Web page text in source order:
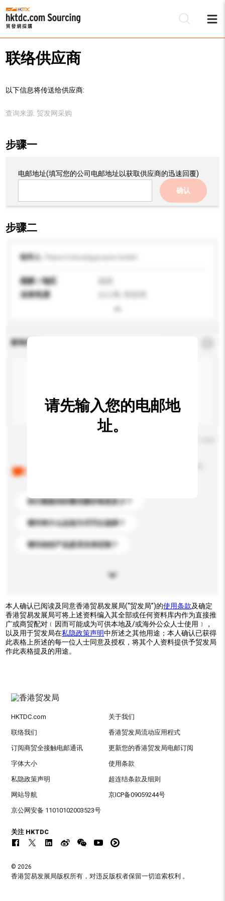
联络供应商
以下信息将传送给供应商:
查询来源: 贸发网采购
步骤一
电邮地址(填写您的公司电邮地址以获取供应商的迅速回覆)
确认
步骤二
收件人
国家 / 地区
业务性质
查询内容
你们能提供的最优惠价格是多少？
请问有什么运送方式可以选择？
请问你的产品是否支持定制？
请先输入您的电邮地
址。
本人确认已阅读及同意香港贸易发展局(“贸发局”)的使用条款及确定
香港贸易发展局可将上述资料编入其全部或任何资料库内作为直接推
广或商贸配对﹝因而可能成为可供本地及/或海外公众人士使用﹞，
以及用于贸发局在私隐政策声明中所述之其他用途；本人确认已获得
此表格上所述的每一位人士同意及授权，将其个人资料提供予贸发局
作此表格提及的用途。
HKTDC.com 关于我们
联络我们 香港贸发局流动应用程式
订阅商贸全接触电邮通讯 更新您的香港贸发局电邮订阅
字体大小 使用条款
私隐政策声明 超连结条款及细则
网站导航 京ICP备09059244号
京公网安备 11010102003523号
关注 HKTDC
© 2026
香港贸易发展局版权所有，对违反版权者保留一切追索权利 。